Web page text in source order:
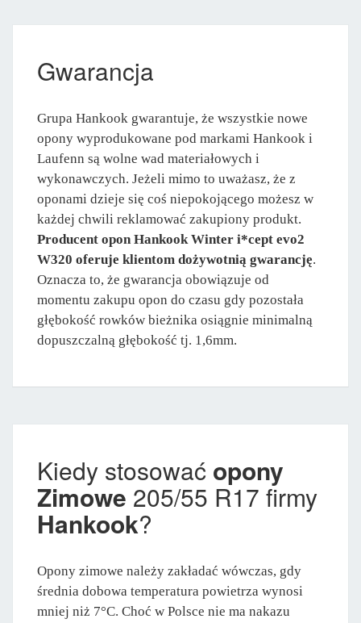
Gwarancja
Grupa Hankook gwarantuje, że wszystkie nowe
opony wyprodukowane pod markami Hankook i
Laufenn są wolne wad materiałowych i
wykonawczych. Jeżeli mimo to uważasz, że z
oponami dzieje się coś niepokojącego możesz w
każdej chwili reklamować zakupiony produkt.
Producent opon Hankook Winter i*cept evo2
W320 oferuje klientom dożywotnią gwarancję.
Oznacza to, że gwarancja obowiązuje od
momentu zakupu opon do czasu gdy pozostała
głębokość rowków bieżnika osiągnie minimalną
dopuszczalną głębokość tj. 1,6mm.
Kiedy stosować opony
Zimowe 205/55 R17 firmy
Hankook?
Opony zimowe należy zakładać wówczas, gdy
średnia dobowa temperatura powietrza wynosi
mniej niż 7°C. Choć w Polsce nie ma nakazu